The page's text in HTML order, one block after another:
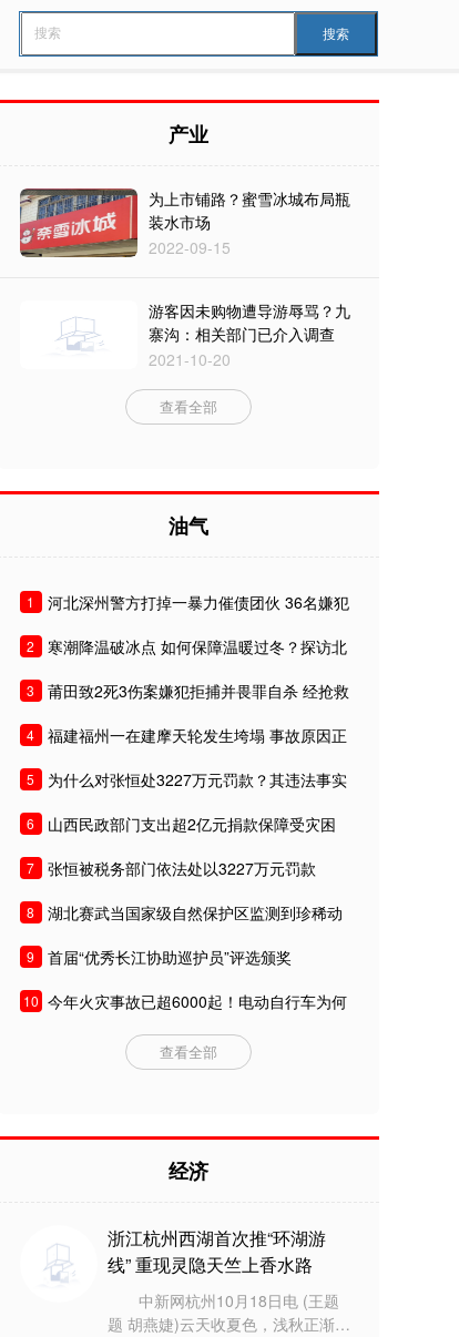
搜索
产业
为上市铺路？蜜雪冰城布局瓶
装水市场
2022-09-15
游客因未购物遭导游辱骂？九
寨沟：相关部门已介入调查
2021-10-20
查看全部
油气
1
河北深州警方打掉一暴力催债团伙 36名嫌犯
2
寒潮降温破冰点 如何保障温暖过冬？探访北
3
莆田致2死3伤案嫌犯拒捕并畏罪自杀 经抢救
4
福建福州一在建摩天轮发生垮塌 事故原因正
5
为什么对张恒处3227万元罚款？其违法事实
6
山西民政部门支出超2亿元捐款保障受灾困
7 张恒被税务部门依法处以3227万元罚款
8
湖北赛武当国家级自然保护区监测到珍稀动
9 首届“优秀长江协助巡护员”评选颁奖
10 今年火灾事故已超6000起！电动自行车为何
查看全部
经济
浙江杭州西湖首次推“环湖游
线” 重现灵隐天竺上香水路
中新网杭州10月18日电 (王题
题 胡燕婕)云天收夏色，浅秋正渐